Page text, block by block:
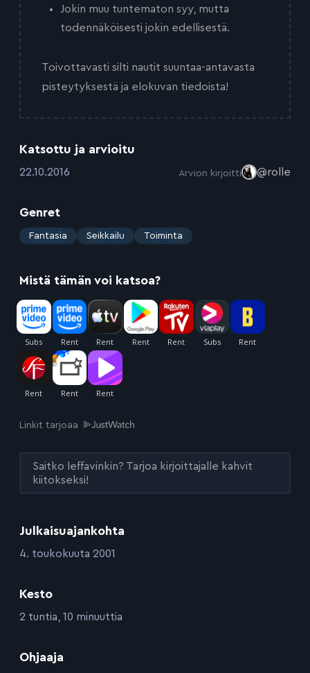
Julkaisuajankohta
:4. toukokuuta 2001
Kesto
:2 tuntia, 10 minuuttia
Ohjaaja
Jokin muu tuntematon syy, mutta
todennäköisesti jokin edellisestä.
Toivottavasti silti nautit suuntaa-antavasta
pisteytyksestä ja elokuvan tiedoista!
Katsottu ja arvioitu
:22.10.2016 Arvion kirjoitti @rolle
Genret
: Fantasia Seikkailu Toiminta
Mistä tämän voi katsoa?
Linkit tarjoaa
Saitko leffavinkin? Tarjoa kirjoittajalle kahvit
kiitokseksi!